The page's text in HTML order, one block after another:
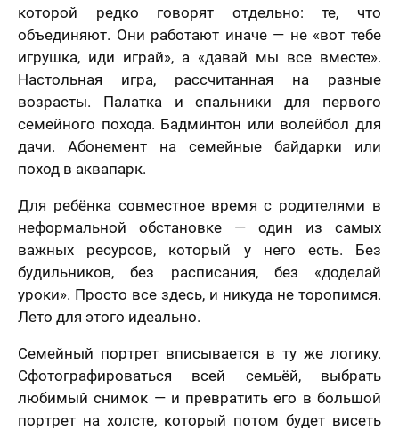
которой редко говорят отдельно: те, что
объединяют. Они работают иначе — не «вот тебе
игрушка, иди играй», а «давай мы все вместе».
Настольная игра, рассчитанная на разные
возрасты. Палатка и спальники для первого
семейного похода. Бадминтон или волейбол для
дачи. Абонемент на семейные байдарки или
поход в аквапарк.
Для ребёнка совместное время с родителями в
неформальной обстановке — один из самых
важных ресурсов, который у него есть. Без
будильников, без расписания, без «доделай
уроки». Просто все здесь, и никуда не торопимся.
Лето для этого идеально.
Семейный портрет вписывается в ту же логику.
Сфотографироваться всей семьёй, выбрать
любимый снимок — и превратить его в большой
портрет на холсте, который потом будет висеть